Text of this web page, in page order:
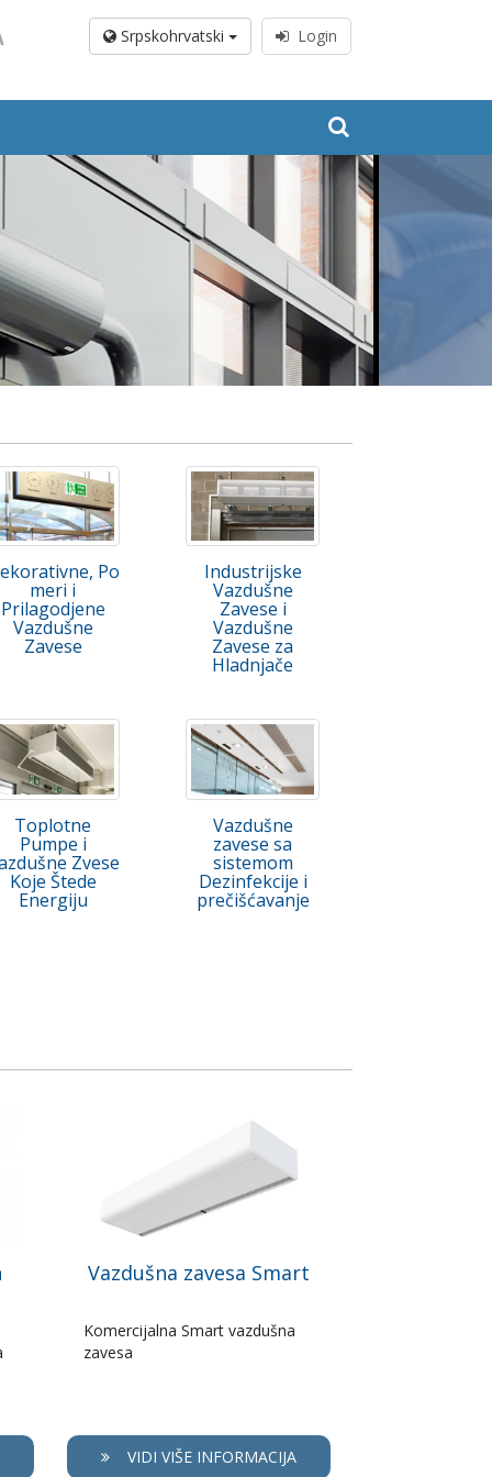
Srpskohrvatski Login
Po
meri i
Prilagodjene
Vazdušne
Zavese
Industrijske
Vazdušne
Zavese i
Vazdušne
Zavese za
Hladnjače
Toplotne
Pumpe i
Zvese
Koje Štede
Energiju
Vazdušne
zavese sa
sistemom
Dezinfekcije i
prečišćavanje
Vazdušna zavesa Smart
Komercijalna Smart vazdušna
zavesa
VIDI VIŠE INFORMACIJA